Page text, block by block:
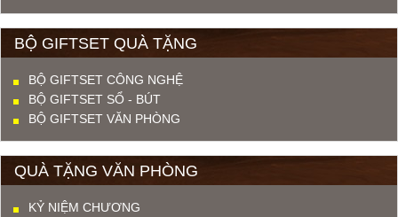
BỘ GIFTSET QUÀ TẶNG
BỘ GIFTSET CÔNG NGHỆ
BỘ GIFTSET SỔ - BÚT
BỘ GIFTSET VĂN PHÒNG
QUÀ TẶNG VĂN PHÒNG
KỶ NIỆM CHƯƠNG